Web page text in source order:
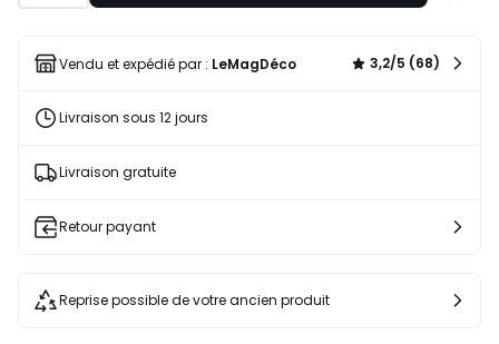
61%
réduction
appliquée.
liste
Vendu et expédié par : LeMagDéco 3,2/5 (68)
Livraison sous 12 jours
Livraison gratuite
Retour payant
Reprise possible de votre ancien produit